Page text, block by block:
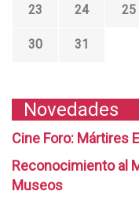
23 24 25
30
31
Novedades
Cine Foro: Mártires
Reconocimiento al
Museos